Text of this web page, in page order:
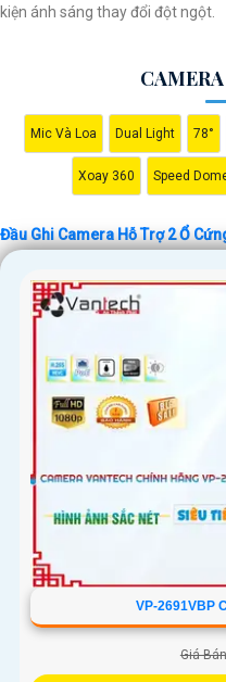
kiện ánh sáng thay đổi đột ngột.
Mic Và Loa Dual Light 78°
Xoay 360 Speed
Đầu Ghi Camera Hỗ Trợ 2 Ổ
VP-2691VBP
Giá